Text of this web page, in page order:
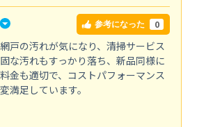
参考になった 0
戸の汚れが気になり、清掃サービス
な汚れもすっかり落ち、新品同様に
金も適切で、コストパフォーマンス
満足しています。